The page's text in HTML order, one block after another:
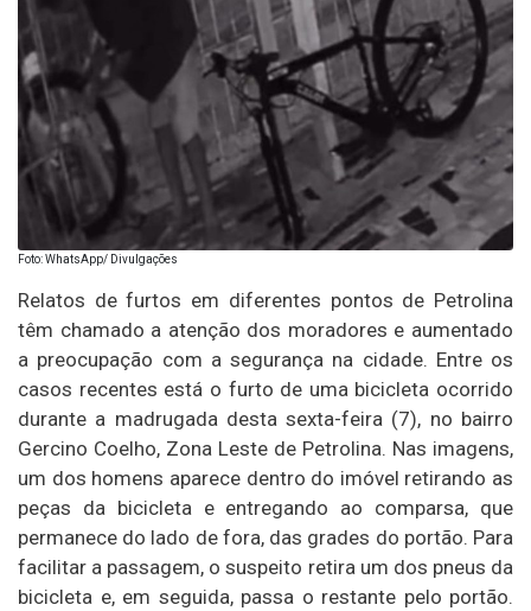
Foto: WhatsApp/ Divulgações
Relatos de furtos em diferentes pontos de Petrolina
têm chamado a atenção dos moradores e aumentado
a preocupação com a segurança na cidade. Entre os
casos recentes está o furto de uma bicicleta ocorrido
durante a madrugada desta sexta-feira (7), no bairro
Gercino Coelho, Zona Leste de Petrolina. Nas imagens,
um dos homens aparece dentro do imóvel retirando as
peças da bicicleta e entregando ao comparsa, que
permanece do lado de fora, das grades do portão. Para
facilitar a passagem, o suspeito retira um dos pneus da
bicicleta e, em seguida, passa o restante pelo portão.